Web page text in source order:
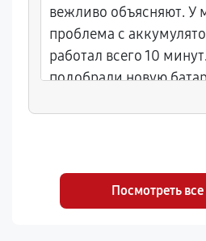
вежливо объясняют. У
проблема с
работал всего 10
подобрали новую
сломается.Посмотреть